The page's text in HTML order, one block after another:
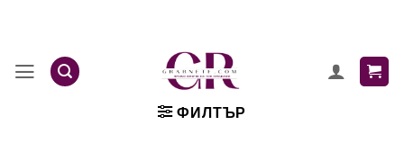
content
ФИЛТЪР